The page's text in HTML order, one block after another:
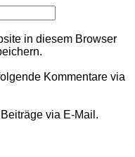
in diesem Browser
Kommentare via
via E-Mail.